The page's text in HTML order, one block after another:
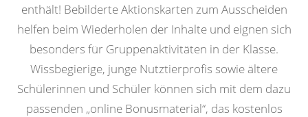
enthält! Bebilderte Aktionskarten zum Ausscheiden
helfen beim Wiederholen der Inhalte und eignen sich
besonders für Gruppenaktivitäten in der Klasse.
Wissbegierige, junge Nutztierprofis sowie ältere
Schülerinnen und Schüler können sich mit dem dazu
passenden „online Bonusmaterial“, das kostenlos